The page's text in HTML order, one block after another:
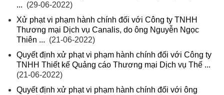
... (29-06-2022)
Xử phạt vi phạm hành chính đối với Công ty TNHH
Thương mại Dịch vụ Canalis, do ông Nguyễn Ngọc
Thiên ... (21-06-2022)
Quyết định xử phạt vi phạm hành chính đối với Công ty
TNHH Thiết kế Quảng cáo Thương mại Dịch vụ Thế ...
(21-06-2022)
Quyết định xử phạt vi phạm hành chính đối với ông